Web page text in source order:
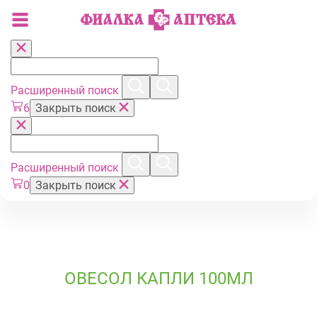
Расширенный поиск
6 Закрыть поиск
Расширенный поиск
0 Закрыть поиск
ОВЕСОЛ КАПЛИ 100МЛ